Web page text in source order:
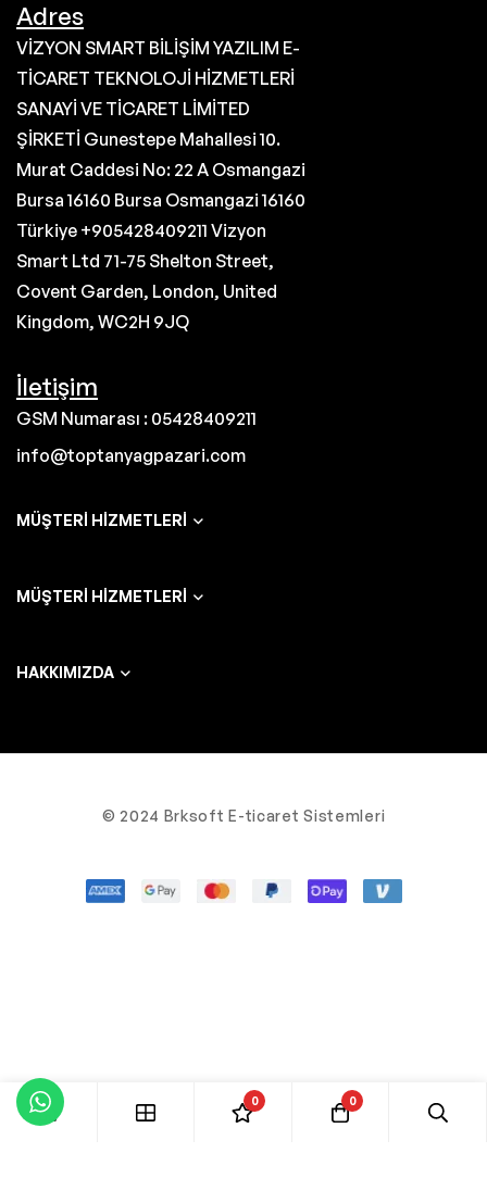
Adres
VİZYON SMART BİLİŞİM YAZILIM E-
TİCARET TEKNOLOJİ HİZMETLERİ
SANAYİ VE TİCARET LİMİTED
ŞİRKETİ Gunestepe Mahallesi 10.
Murat Caddesi No: 22 A Osmangazi
Bursa 16160 Bursa Osmangazi 16160
Türkiye +905428409211 Vizyon
Smart Ltd 71-75 Shelton Street,
Covent Garden, London, United
Kingdom, WC2H 9JQ
İletişim
GSM Numarası : 05428409211
info@toptanyagpazari.com
MÜŞTERI HIZMETLERI
MÜŞTERI HIZMETLERI
HAKKIMIZDA
© 2024 Brksoft E-ticaret Sistemleri
0 0